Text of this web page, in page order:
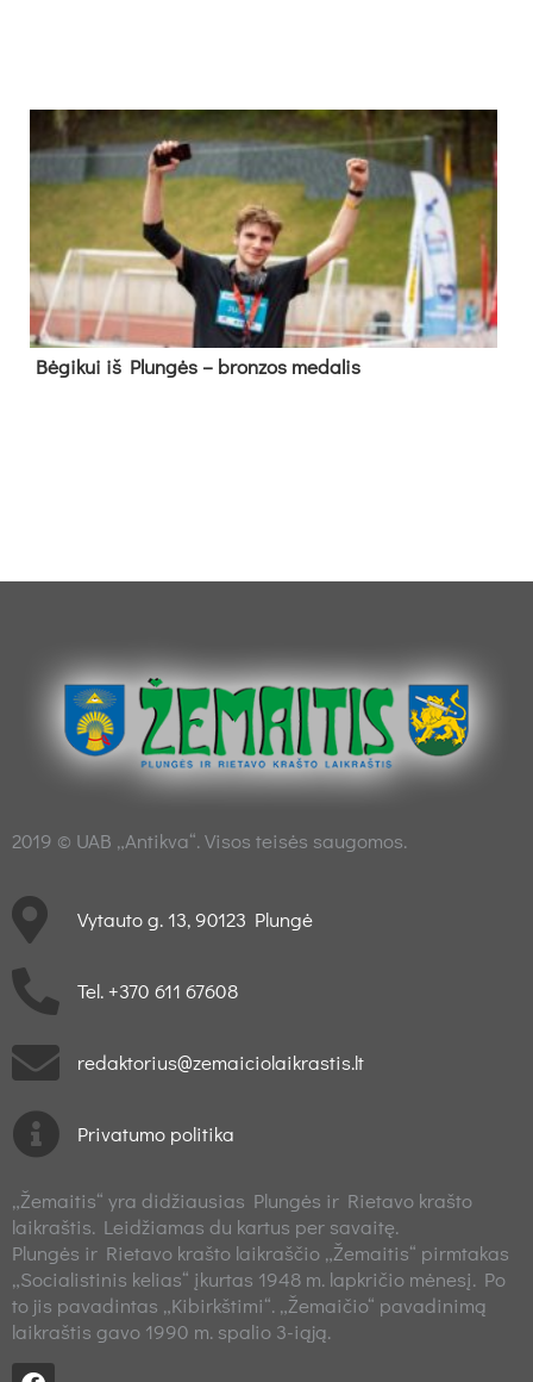
Bė­gi­kui iš Plun­gės – bron­zos me­da­lis
2019 © UAB „Antikva“. Visos teisės saugomos.
Vytauto g. 13, 90123 Plungė
Tel. +370 611 67608
redaktorius@zemaiciolaikrastis.lt
Privatumo politika
„Žemaitis“ yra didžiausias Plungės ir Rietavo krašto
laikraštis. Leidžiamas du kartus per savaitę.
Plungės ir Rietavo krašto laikraščio „Žemaitis“ pirmtakas
„Socialistinis kelias“ įkurtas 1948 m. lapkričio mėnesį. Po
to jis pavadintas „Kibirkštimi“. „Žemaičio“ pavadinimą
laikraštis gavo 1990 m. spalio 3-iąją.